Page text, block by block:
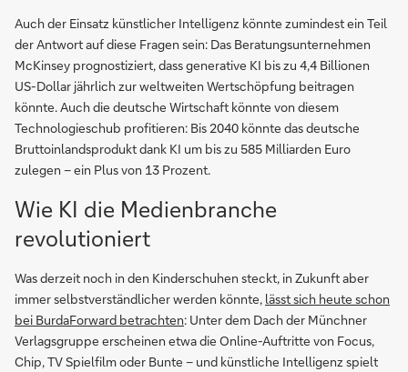
Auch der Einsatz künstlicher Intelligenz könnte zumindest ein Teil
der Antwort auf diese Fragen sein: Das Beratungsunternehmen
McKinsey prognostiziert, dass generative KI bis zu 4,4 Billionen
US-Dollar jährlich zur weltweiten Wertschöpfung beitragen
könnte. Auch die deutsche Wirtschaft könnte von diesem
Technologieschub profitieren: Bis 2040 könnte das deutsche
Bruttoinlandsprodukt dank KI um bis zu 585 Milliarden Euro
zulegen – ein Plus von 13 Prozent.
Wie KI die Medienbranche
revolutioniert
Was derzeit noch in den Kinderschuhen steckt, in Zukunft aber
immer selbstverständlicher werden könnte, lässt sich heute schon
bei BurdaForward betrachten: Unter dem Dach der Münchner
Verlagsgruppe erscheinen etwa die Online-Auftritte von Focus,
Chip, TV Spielfilm oder Bunte – und künstliche Intelligenz spielt